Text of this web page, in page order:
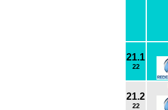
21.1
22
21.2
22